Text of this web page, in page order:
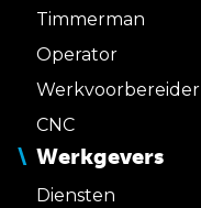
Timmerman
Operator
Werkvoorbereider
CNC
Werkgevers
Diensten